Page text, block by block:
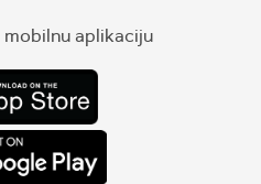
mobilnu aplikaciju